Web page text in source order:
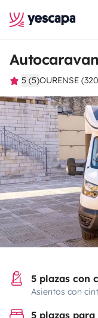
5 (5)OURENSE
5 plazas con
Asientos con
5 plazas